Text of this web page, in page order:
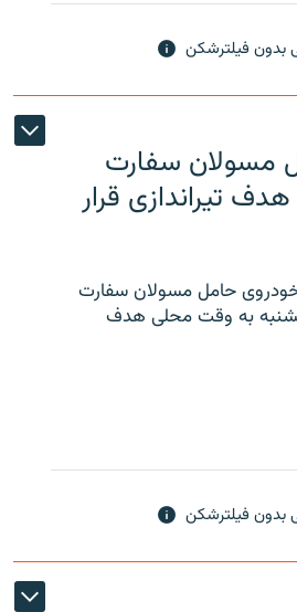
بدون فیلترشکن
مسولان سفارت
هدف تیراندازی قرار
حامل مسولان سفارت
به وقت محلی هدف
بدون فیلترشکن